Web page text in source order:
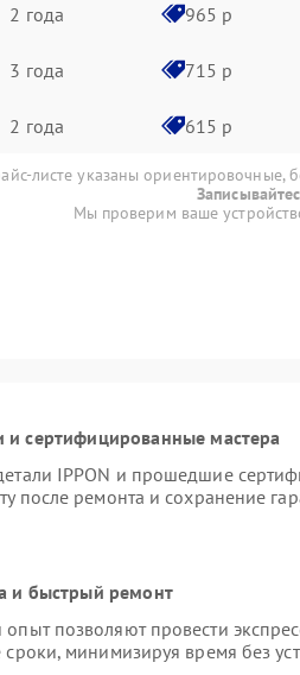
2 года 965 р
3 года 715 р
2 года 615 р
листе указаны ориентировочные,
Мы проверим ваше
и сертифицированные мастера
IPPON и прошедшие
после ремонта и сохранение
и быстрый ремонт
позволяют провести
минимизируя время без